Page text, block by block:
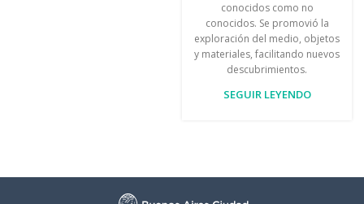
conocidos como no
conocidos. Se promovió la
exploración del medio, objetos
y materiales, facilitando nuevos
descubrimientos.
SEGUIR LEYENDO